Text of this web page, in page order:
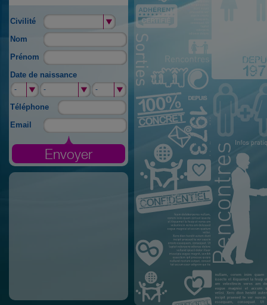
Civilité
Nom
Prénom
Date de naissance
-- -- --
Téléphone
Email